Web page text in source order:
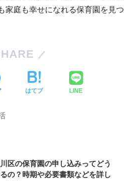
家庭も幸せになれる保育園を見つ
はてブ LINE
区の保育園の申し込みってどう
の？時期や必要書類などを詳し